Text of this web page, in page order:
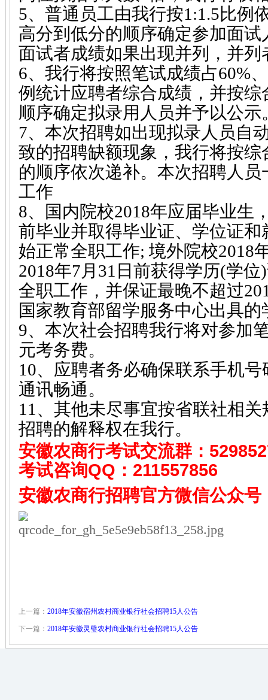
5、普通员工由我行按1:1.5比例
高分到低分的顺序确定参加面
面试者成绩如果出现并列，并
6、我行将按照笔试成绩占60%
例统计应聘者综合成绩，并按
顺序确定拟录用人员并予以公示
7、本次招聘如出现拟录人员自
致的招聘缺额现象，我行将按
的顺序依次递补。本次招聘人
工作
8、国内院校2018年应届毕业生
前毕业并取得毕业证、学位证
始正常全职工作; 境外院校2018
2018年7月31日前获得学历(学
全职工作，并保证最晚不超过
国家教育部留学服务中心出具
9、本次社会招聘我行将对参加
元考务费。
10、应聘者务必确保联系手机
通讯畅通。
11、其他未尽事宜按省联社相
招聘的解释权在我行。
安徽农商行考试交流群：
考试咨询QQ： 211557856
安徽农商行招聘官方微信公众号
上一篇： 2018年安徽宿州农村商业银行社会招聘15人公告
下一篇： 2018年安徽灵璧农村商业银行社会招聘15人公告